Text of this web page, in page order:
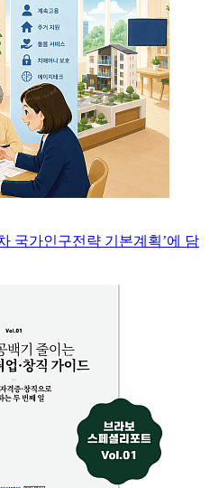
국가인구전략 기본계획’에 담